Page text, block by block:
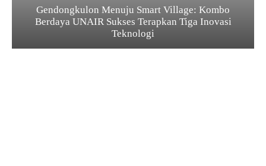
Gendongkulon Menuju Smart Village: Kombo
Berdaya UNAIR Sukses Terapkan Tiga Inovasi
Teknologi